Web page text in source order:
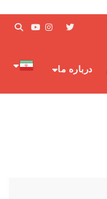
درباره ما